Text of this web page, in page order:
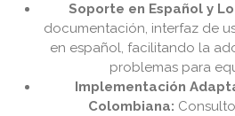
Soporte en Español y
documentación, interfaz de
en español, facilitando la
problemas para
Implementación
Colombiana: